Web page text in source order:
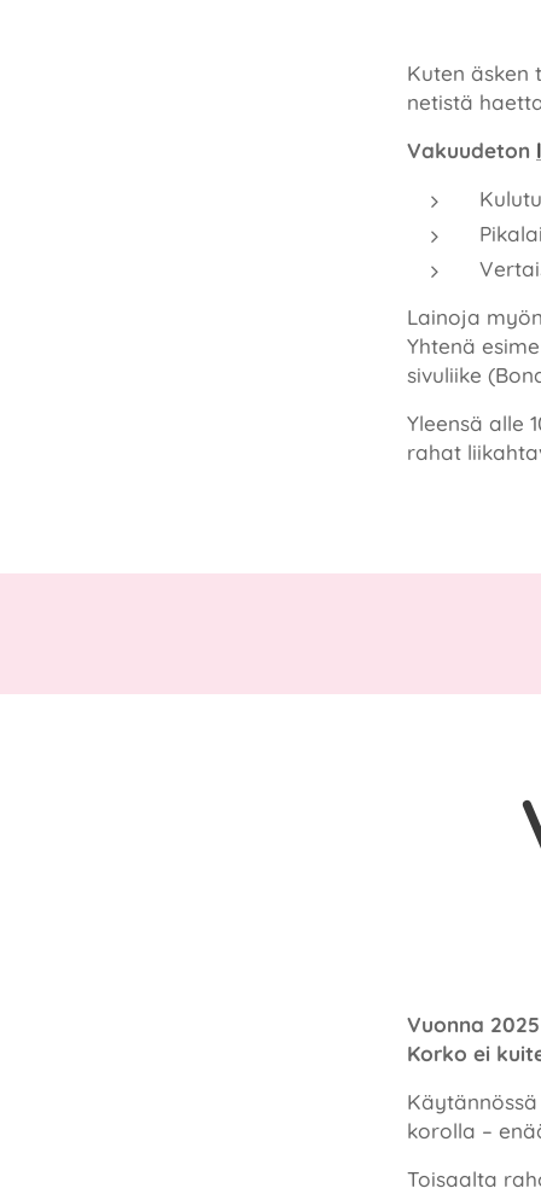
Kuten äsken
netistä
Vakuudeton
Lainoja
Yhtenä
sivuliike
Yleensä alle
rahat
Vuonna
Korko ei
korolla –
Toisaalta